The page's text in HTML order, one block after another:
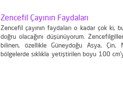
Zencefil Çayının Faydaları
Zencefil çayının faydaları o kadar çok ki,
doğru olacağını düşünüyorum.
bilinen, özellikle Güneydoğu Asya,
bölgelerde sıklıkla yetiştirilen boyu 100